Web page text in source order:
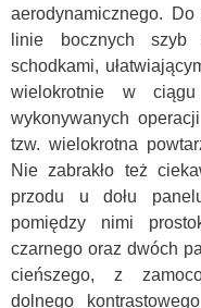
aerodynamicznego.
linie bocznych
schodkami,
wielokrotnie w
wykonywanych
tzw. wielokrotna
Nie zabrakło też
przodu u dołu
pomiędzy nimi
czarnego oraz dwóch
cieńszego, z
dolnego